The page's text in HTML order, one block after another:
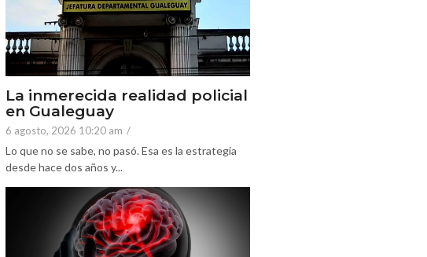
La inmerecida realidad policial
en Gualeguay
6 agosto, 2026 10:20 am /
Lo que no se sabe, no pasó. Esa es la estrategia
desde hace dos años y...